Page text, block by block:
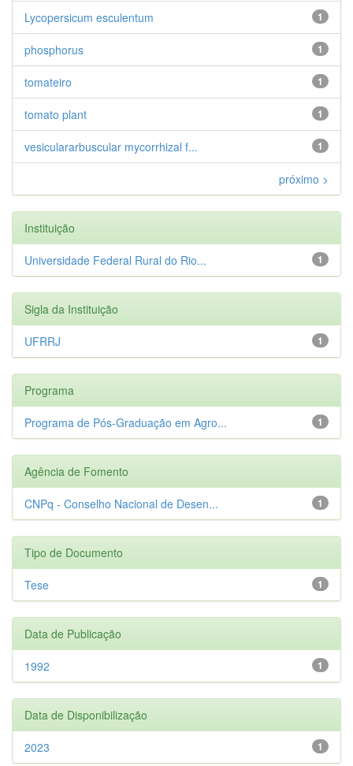
1
Lycopersicum esculentum
1
phosphorus
1
tomateiro
1
tomato plant
1
vesiculararbuscular mycorrhizal f...
próximo >
Instituição
1
Universidade Federal Rural do Rio...
Sigla da Instituição
1
UFRRJ
Programa
1
Programa de Pós-Graduação em Agro...
Agência de Fomento
1
CNPq - Conselho Nacional de Desen...
Tipo de Documento
1
Tese
Data de Publicação
1
1992
Data de Disponibilização
1
2023